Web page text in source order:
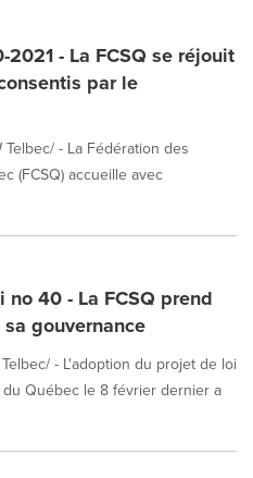
- La FCSQ se réjouit
par le
- La Fédération des
(FCSQ) accueille avec
40 - La FCSQ prend
gouvernance
- L'adoption du projet de loi
Québec le 8 février dernier a